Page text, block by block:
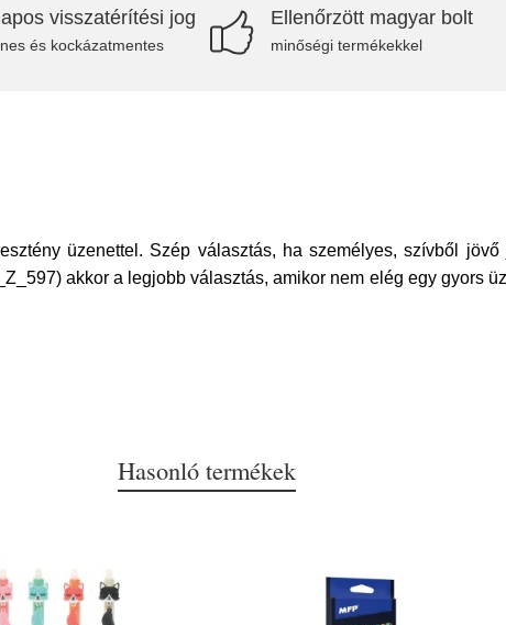
visszatérítési jog
és kockázatmentes
Ellenőrzött magyar bolt
minőségi termékekkel
üzenettel. Szép választás, ha személyes, szívből
akkor a legjobb választás, amikor nem elég egy gyors
Hasonló termékek